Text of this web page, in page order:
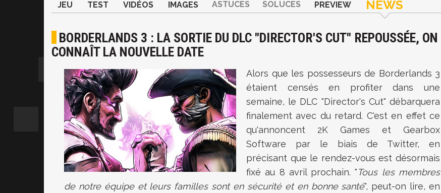
JEU TEST VIDÉOS IMAGES ASTUCES SOLUCES PREVIEW NEWS
BORDERLANDS 3 : LA SORTIE DU DLC "DIRECTOR'S CUT" REPOUSSÉE, ON
CONNAÎT LA NOUVELLE DATE
Alors que les possesseurs de Borderlands 3
étaient censés en profiter dans une
semaine, le DLC "Director's Cut" débarquera
finalement avec du retard. C'est en effet ce
qu'annoncent 2K Games et Gearbox
Software par le biais de Twitter, en
précisant que le rendez-vous est désormais
fixé au 8 avril prochain. "Tous les membres
de notre équipe et leurs familles sont en sécurité et en bonne santé", peut-on lire, en